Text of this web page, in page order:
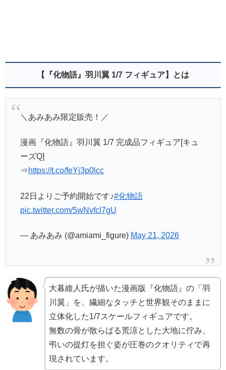
【『化物語』羽川翼 1/7 フィギュア】とは
＼あみあみ限定販売！／
漫画『化物語』羽川翼 1/7 完成品フィギュア[キュ
ーズQ]
⇒https://t.co/feYj3p0lcc
22日よりご予約開始です♪#化物語
pic.twitter.com/5wNvfcl7gU
— あみあみ (@amiami_figure) May 21, 2026
大暮維人氏が描いた漫画版『化物語』の「羽
川翼」を、繊細なタッチと世界観そのままに
立体化した1/7スケールフィギュアです。
無数の骨が散らばる荒涼とした大地に佇み、
弔いの提灯を担ぐ姿が圧巻のクオリティで再
現されています。